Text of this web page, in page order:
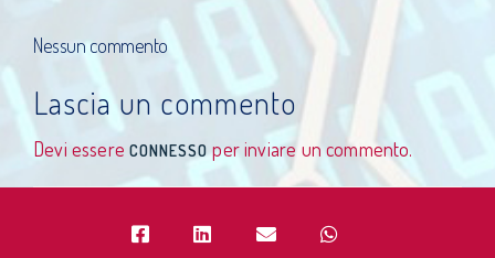
Nessun commento
Lascia un commento
Devi essereCONNESSO per inviare un commento.